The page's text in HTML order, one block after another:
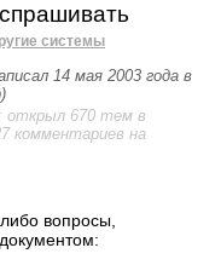
системы
14 мая 2003 года в
открыл 670 тем в
комментариев на
вопросы,